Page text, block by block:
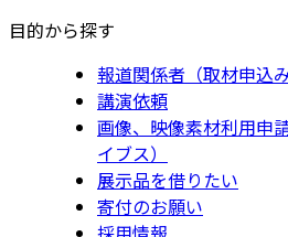
目的から探す
報道関係者（取材申込み
講演依頼
画像、映像素材利用申
イブス）
展示品を借りたい
寄付のお願い